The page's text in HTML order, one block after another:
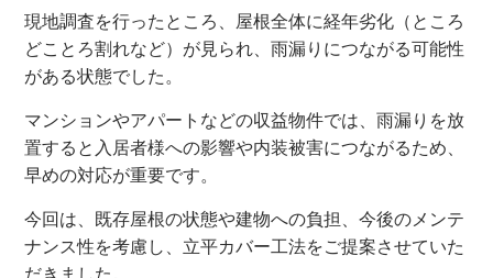
現地調査を行ったところ、屋根全体に経年劣化（ところ
どことろ割れなど）が見られ、雨漏りにつながる可能性
がある状態でした。
マンションやアパートなどの収益物件では、雨漏りを放
置すると入居者様への影響や内装被害につながるため、
早めの対応が重要です。
今回は、既存屋根の状態や建物への負担、今後のメンテ
ナンス性を考慮し、立平カバー工法をご提案させていた
だきました。